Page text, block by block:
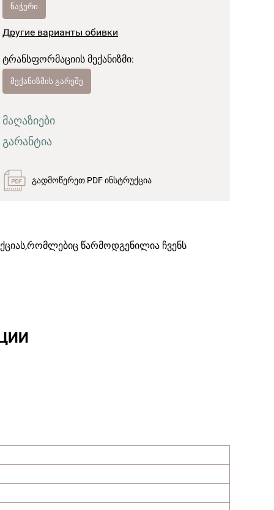
ნაჭერი
Другие варианты обивки
ტრანსფორმაციის მექანიზმი:
მექანიზმის გარეშე
მაღაზიები
გარანტია
გადმოწერეთ PDF ინსტრუქცია
წარმოდგენილია ჩვენს